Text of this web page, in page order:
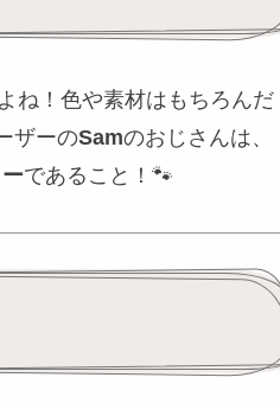
ね！色や素材はもちろんだ
ザーのSamのおじさんは、
であること！🐾